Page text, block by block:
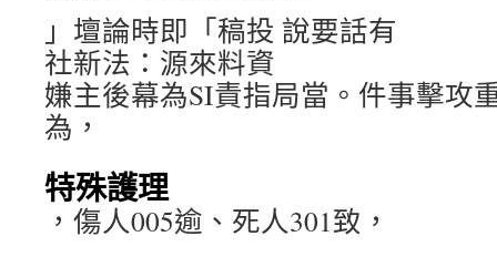
」壇論時即「稿投 說要話有
社新法：源來料資
嫌主後幕為SI責指局當。件事擊攻
為，
特殊護理
，傷人005逾、死人301致，